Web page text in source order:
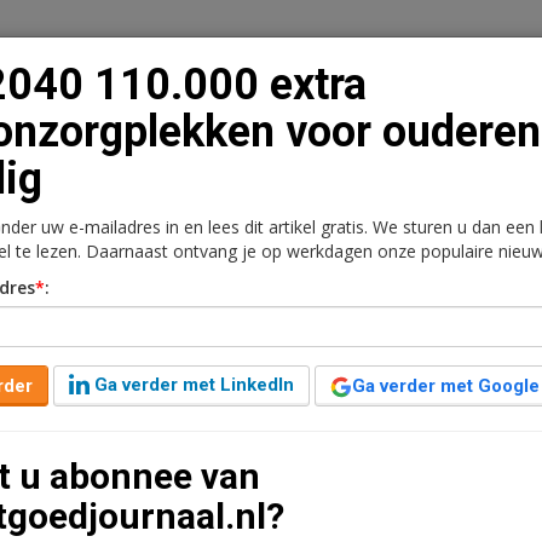
Kantoren Retail Logistiek Juridisch | Fiscaal
voor
komt voor een zorgwoning gestegen naar 275.000.
extra opvangplekken is niet gelijkmatig over
110.000 extra
voor ouderen
uw e-mailadres in en lees dit artikel gratis. We sturen u dan een
te lezen. Daarnaast ontvang je op werkdagen onze populaire
*:
Ga verder met LinkedIn Ga verder met Google
u abonnee van